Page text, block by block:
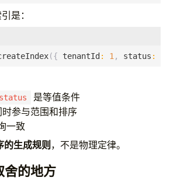
是：
({ tenantId : 1, status :
status 是等值条件
时参与范围和排序
一致
的生成规则 ，不是物理定律。
舍的地方